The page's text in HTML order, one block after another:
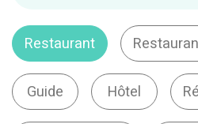
Restaurant
Guide Hôtel